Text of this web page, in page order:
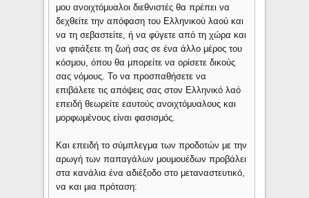
μου ανοιχτόμυαλοι διεθνιστές θα πρέπει να
δεχθείτε την απόφαση του Ελληνικού λαού και
να τη σεβαστείτε, ή να φύγετε από τη χώρα και
να φτιάξετε τη ζωή σας σε ένα άλλο μέρος του
κόσμου, όπου θα μπορείτε να ορίσετε δικούς
σας νόμους. Το να προσπαθήσετε να
επιβάλετε τις απόψεις σας στον Ελληνικό λαό
επειδή θεωρείτε εαυτούς ανοιχτόμυαλους και
μορφωμένους είναι φασισμός.
Και επειδή το σύμπλεγμα των προδοτών με την
αρωγή των παπαγάλων μουμουέδων προβάλει
στα κανάλια ένα αδιέξοδο στο μεταναστευτικό,
να και μια πρόταση: